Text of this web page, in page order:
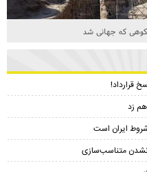
که جهانی شد
قرارداد!
زد
ایران است
نشدن متناسب‌سازی